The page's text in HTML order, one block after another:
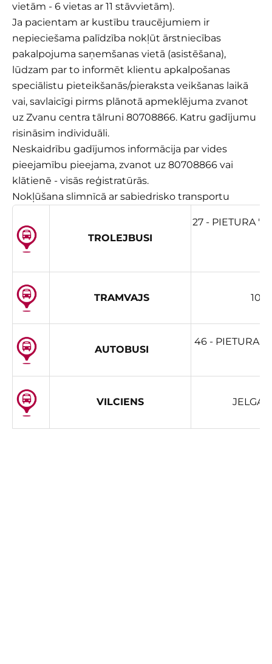
vietām - 6 vietas ar 11 stāvvietām).
Ja pacientam ar kustību traucējumiem ir
nepieciešama palīdzība nokļūt ārstniecības
pakalpojuma saņemšanas vietā (asistēšana),
lūdzam par to informēt klientu apkalpošanas
speciālistu pieteikšanās/pieraksta veikšanas laikā
vai, savlaicīgi pirms plānotā apmeklējuma zvanot
uz Zvanu centra tālruni 80708866. Katru gadījumu
risināsim individuāli.
Neskaidrību gadījumos informācija par vides
pieejamību pieejama, zvanot uz 80708866 vai
klātienē - visās reģistratūrās.
Nokļūšana slimnīcā ar sabiedrisko transportu
TROLEJBUSI
27 - PIETURA
TRAMVAJS 10 -
AUTOBUSI
46 - PIETURA
VILCIENS